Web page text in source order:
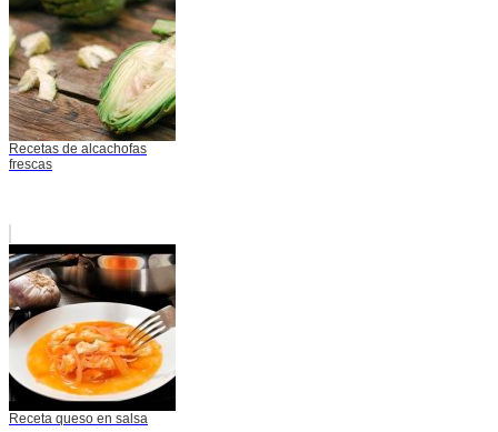
Recetas de alcachofas
frescas
Receta queso en salsa